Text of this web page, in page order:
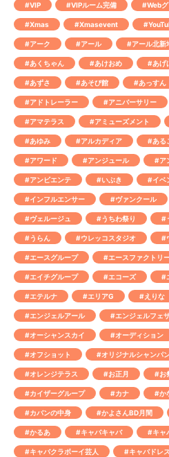
#VIP #VIPルーム完備 #Web
#Xmas #Xmasevent
#アーク #アール #アール北新
#あくちゃん #あけおめ #あげ
#あずさ #あそび館 #あっすん
#アドトレーラー #アニバーサリー
#アマテラス #アミューズメント
#あゆみ #アルカディア #ある
#アワード #アンジュール #ア
#アンビエンテ #いぶき #イベ
#インフルエンサー #ヴァンクール
#ヴェルージュ #うちわ祭り #
#うらん #ウレッコスタジオ #
#エースグループ #エースファクトリ
#エイチグループ #エコーズ #
#エテルナ #エリアG #えりな
#エンジェルアール #エンジェルフェ
#オーシャンスカイ #オーディション
#オフショット #オリジナルシャンパ
#オレンジテラス #お正月 #お
#カイザーグループ #カナ #か
#カバンの中身 #かよさんBD月間
#かるあ #キャバキャバ #キャ
#キャバクラボーイ芸人 #キャバドレス